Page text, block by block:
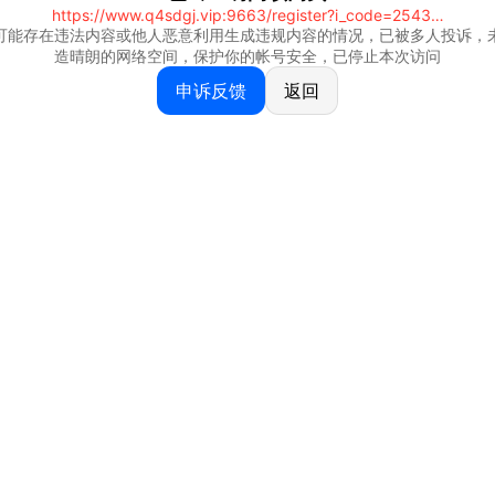
https://www.q4sdgj.vip:9663/register?i_code=25430844
能存在违法内容或他人恶意利用生成违规内容的情况，已被多人投诉，
造晴朗的网络空间，保护你的帐号安全，已停止本次访问
申诉反馈 返回